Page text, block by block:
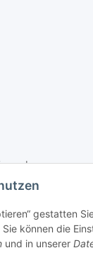
gestatten
können die
und in unserer